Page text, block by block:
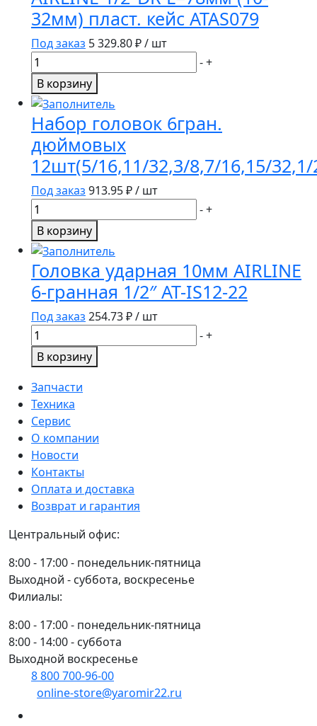
60-
140
мм
AIRLINE
AK-
F-
04
32мм) пласт. кейс ATAS079
Под заказ 5 329.80₽ / шт
Количество
товара
Набор
головок
ударных
15пр.
AIRLINE
1/2"DR
L=78мм
(10-
32мм)
пласт.
кейс
ATAS079
-+
В корзину
Набор головок 6гран.
дюймовых
12шт(5/16,11/32,3/8,7/16,15/
Под заказ 913.95₽ / шт
Количество
товара
Набор
головок
6гран.
дюймовых
12шт(5/16,11/32,3/8,7/16,15/32,1/2,9/16,11/16,3/
-+
В корзину
Головка ударная 10мм AIRLINE
6-гранная 1/2″ AT-IS12-22
Под заказ 254.73₽ / шт
Количество
товара
Головка
ударная
10мм
AIRLINE
6-
гранная
1/2"
AT-
IS12-
-+
В корзину
Запчасти
Техника
Сервис
О компании
Новости
Контакты
Оплата и доставка
Возврат и гарантия
Центральный офис:
8:00 - 17:00 - понедельник-пятница
Выходной - суббота, воскресенье
Филиалы:
8:00 - 17:00 - понедельник-пятница
8:00 - 14:00 - суббота
Выходной воскресенье
8 800 700-96-00
online-store@yaromir22.ru